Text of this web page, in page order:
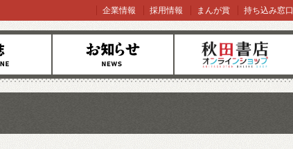
お知らせ オンラインショップ
企業情報 採用情報 まんが賞 持ち込み窓口